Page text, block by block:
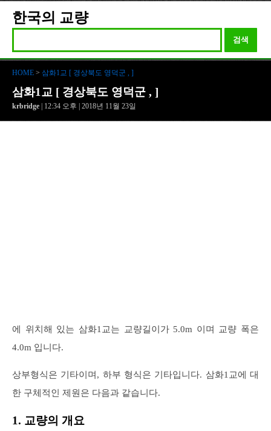
한국의 교량
검색
HOME > 삼화1교 [ 경상북도 영덕군 , ]
삼화1교 [ 경상북도 영덕군 , ]
krbridge | 12:34 오후 | 2018년 11월 23일
에 위치해 있는 삼화1교는 교량길이가 5.0m 이며 교량 폭은
4.0m 입니다.
상부형식은 기타이며, 하부 형식은 기타입니다. 삼화1교에 대
한 구체적인 제원은 다음과 같습니다.
1. 교량의 개요